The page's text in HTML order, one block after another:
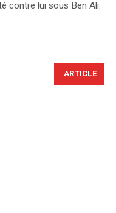
contre lui sous Ben Ali.
ARTICLE